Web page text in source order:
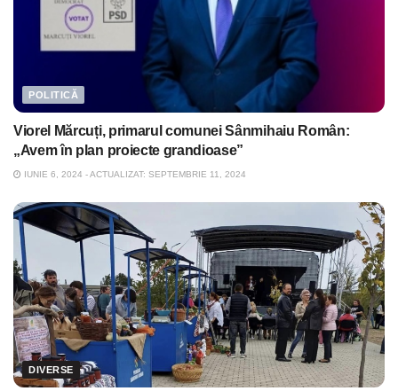
POLITICĂ
Viorel Mărcuți, primarul comunei Sânmihaiu Român:
„Avem în plan proiecte grandioase”
IUNIE 6, 2024 - ACTUALIZAT: SEPTEMBRIE 11, 2024
DIVERSE